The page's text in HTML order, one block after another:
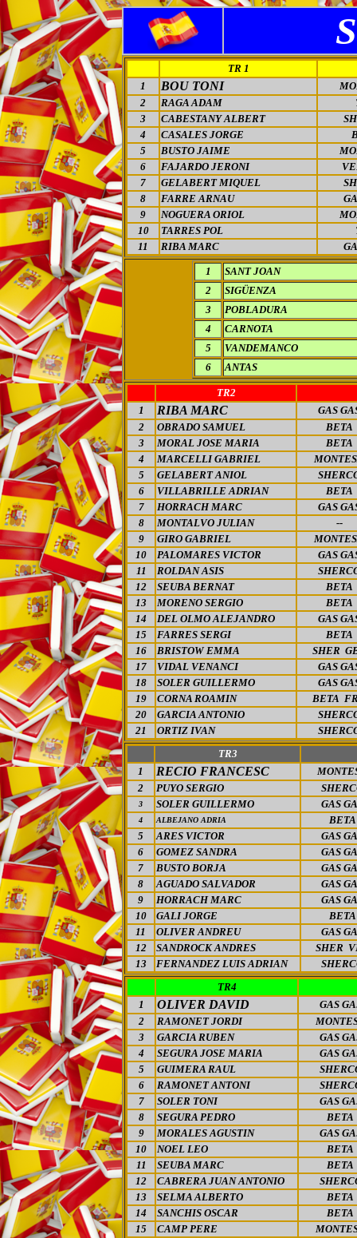
TR 1
1
BOU TONI
2
RAGA ADAM
3
CABESTANY ALBERT
4
CASALES JORGE
5
BUSTO JAIME
6
FAJARDO JERONI
7
GELABERT MIQUEL
8
FARRE ARNAU
9
NOGUERA ORIOL
10
TARRES POL
11
RIBA MARC
1
SANT JOAN
2
SIGÜENZA
3
POBLADURA
4
CARNOTA
5
VANDEMANCO
6
ANTAS
TR2
1
RIBA MARC
GAS
2
OBRADO SAMUEL
BETA
3
MORAL JOSE MARIA
BETA
4
MARCELLI GABRIEL
5
GELABERT ANIOL
6
VILLABRILLE ADRIAN
BETA
7
HORRACH MARC
GAS
8
MONTALVO JULIAN
--
9
GIRO GABRIEL
10
PALOMARES VICTOR
GAS
11
ROLDAN ASIS
12
SEUBA BERNAT
BETA
13
MORENO SERGIO
BETA
14
DEL OLMO ALEJANDRO
GAS
15
FARRES SERGI
BETA
16
BRISTOW EMMA
SHER
17
VIDAL VENANCI
GAS
18
SOLER GUILLERMO
GAS
19
CORNA ROAMIN
BETA
20
GARCIA ANTONIO
21
ORTIZ IVAN
TR3
1
RECIO FRANCESC
2
PUYO SERGIO
3 SOLER GUILLERMO GAS
4 ALBEJANO ADRIA
BETA
5
ARES VICTOR
GAS
6
GOMEZ SANDRA
GAS
7
BUSTO BORJA
GAS
8
AGUADO SALVADOR
GAS
9
HORRACH MARC
GAS
10
GALI JORGE
BETA
11
OLIVER ANDREU
GAS
12
SANDROCK ANDRES
SHER
13
FERNANDEZ LUIS ADRIAN
TR4
1
OLIVER DAVID
GAS
2
RAMONET JORDI
3
GARCIA RUBEN
GAS
4
SEGURA JOSE MARIA
GAS
5
GUIMERA RAUL
6
RAMONET ANTONI
7
SOLER TONI
GAS
8
SEGURA PEDRO
BETA
9
MORALES AGUSTIN
GAS
10
NOEL LEO
BETA
11
SEUBA MARC
BETA
12
CABRERA JUAN ANTONIO
13
SELMA ALBERTO
BETA
14
SANCHIS OSCAR
BETA
15
CAMP PERE